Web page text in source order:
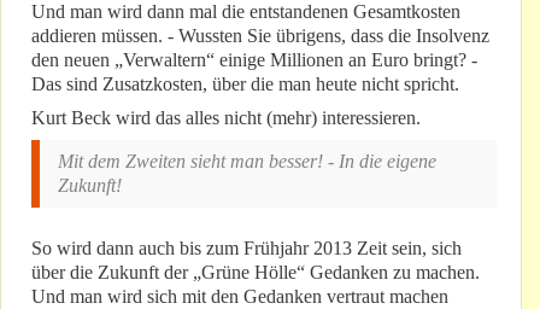
Und man wird dann mal die entstandenen Gesamtkosten
addieren müssen. - Wussten Sie übrigens, dass die Insolvenz
den neuen „Verwaltern“ einige Millionen an Euro bringt? -
Das sind Zusatzkosten, über die man heute nicht spricht.
Kurt Beck wird das alles nicht (mehr) interessieren.
Mit dem Zweiten sieht man besser! - In die eigene
Zukunft!
So wird dann auch bis zum Frühjahr 2013 Zeit sein, sich
über die Zukunft der „Grüne Hölle“ Gedanken zu machen.
Und man wird sich mit den Gedanken vertraut machen